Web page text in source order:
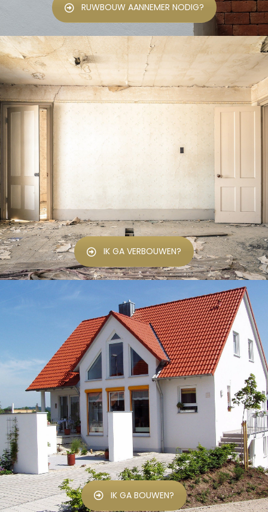
RUWBOUW AANNEMER NODIG?
IK GA VERBOUWEN?
IK GA BOUWEN?